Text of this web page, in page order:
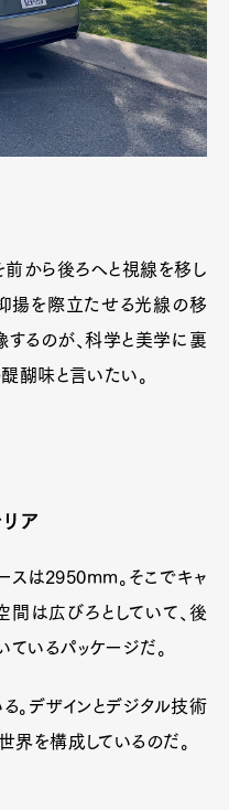
前から後ろへと視線を移し
抑揚を際立たせる光線の移
るのが、科学と美学に裏
醐味と言いたい。
ア
は2950mm。そこでキャ
は広びろとしていて、後
いるパッケージだ。
。デザインとデジタル技術
界を構成しているのだ。